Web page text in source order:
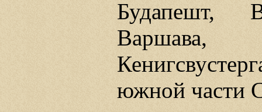
Будапешт,
Варшава,
южной части